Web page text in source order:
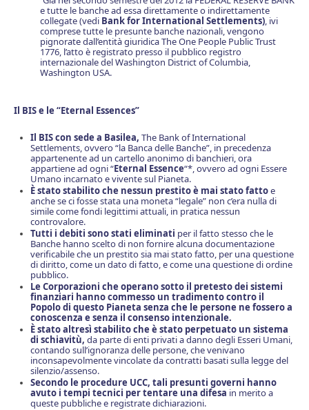
e tutte le banche ad essa direttamente o indirettamente
collegate (vedi Bank for International Settlements), ivi
comprese tutte le presunte banche nazionali, vengono
pignorate dall’entità giuridica The One People Public Trust
1776, l’atto è registrato presso il pubblico registro
internazionale del Washington District of Columbia,
Washington USA.
Il BIS e le “Eternal Essences”
Il BIS con sede a Basilea, The Bank of International
Settlements, ovvero “la Banca delle Banche”, in precedenza
appartenente ad un cartello anonimo di banchieri, ora
appartiene ad ogni “Eternal Essence“*, ovvero ad ogni Essere
Umano incarnato e vivente sul Pianeta.
È stato stabilito che nessun prestito è mai stato fattoe
anche se ci fosse stata una moneta “legale” non c’era nulla di
simile come fondi legittimi attuali, in pratica nessun
controvalore.
Tutti i debiti sono stati eliminati per il fatto stesso che le
Banche hanno scelto di non fornire alcuna documentazione
verificabile che un prestito sia mai stato fatto, per una questione
di diritto, come un dato di fatto, e come una questione di ordine
pubblico.
Le Corporazioni che operano sotto il pretesto dei sistemi
finanziari hanno commesso un tradimento contro il
Popolo di questo Pianeta senza che le persone ne fossero a
conoscenza e senza il consenso intenzionale.
È stato altresì stabilito che è stato perpetuato un sistema
di schiavitù, da parte di enti privati a danno degli Esseri Umani,
contando sull’ignoranza delle persone, che venivano
inconsapevolmente vincolate da contratti basati sulla legge del
silenzio/assenso.
Secondo le procedure UCC, tali presunti governi hanno
avuto i tempi tecnici per tentare una difesa in merito a
queste pubbliche e registrate dichiarazioni.